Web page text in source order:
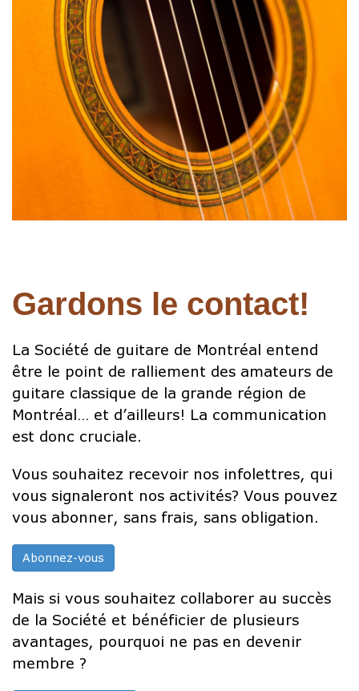
Gardons le contact!
La Société de guitare de Montréal entend
être le point de ralliement des amateurs de
guitare classique de la grande région de
Montréal… et d’ailleurs! La communication
est donc cruciale.
Vous souhaitez recevoir nos infolettres, qui
vous signaleront nos activités? Vous pouvez
vous abonner, sans frais, sans obligation.
Abonnez-vous
Mais si vous souhaitez collaborer au succès
de la Société et bénéficier de plusieurs
avantages, pourquoi ne pas en devenir
membre ?